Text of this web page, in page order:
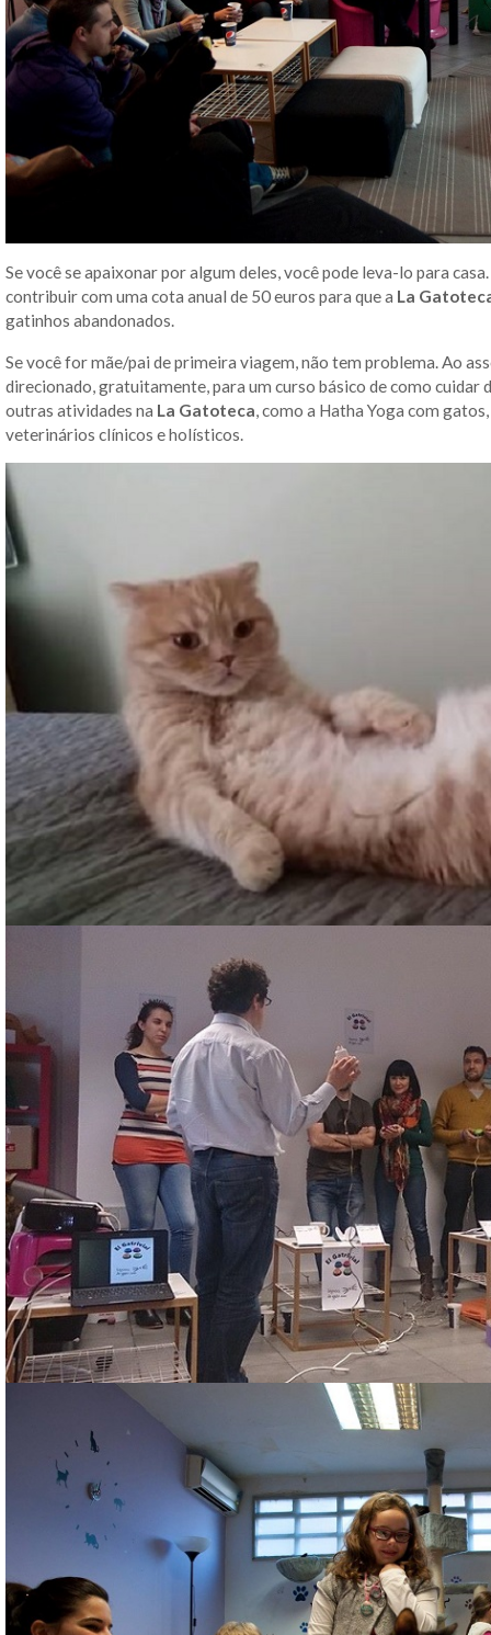
Se você se apaixonar por algum deles, você pode leva-lo para
contribuir com uma cota anual de 50 euros para que a La
gatinhos abandonados.
Se você for mãe/pai de primeira viagem, não tem problema. Ao
direcionado, gratuitamente, para um curso básico de como cuidar
outras atividades na La Gatoteca, como a Hatha Yoga com
veterinários clínicos e holísticos.